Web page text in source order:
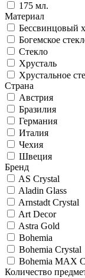
175 мл.
Материал
Бессвинцовый
Богемское
Стекло
Хрусталь
Хрустальное
Страна
Австрия
Бразилия
Германия
Италия
Чехия
Швеция
Бренд
AS Crystal
Aladin Glass
Arnstadt Crystal
Art Decor
Astra Gold
Bohemia
Bohemia Crystal
Bohemia MAX
Количество